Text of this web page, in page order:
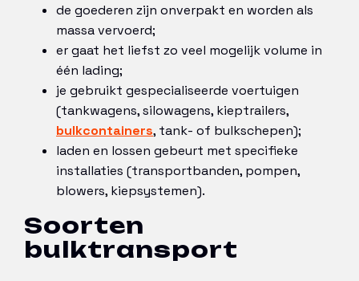
de goederen zijn onverpakt en worden als
massa vervoerd;
er gaat het liefst zo veel mogelijk volume in
één lading;
je gebruikt gespecialiseerde voertuigen
(tankwagens, silowagens, kieptrailers,
bulkcontainers, tank- of bulkschepen);
laden en lossen gebeurt met specifieke
installaties (transportbanden, pompen,
blowers, kiepsystemen).
Soorten
bulktransport